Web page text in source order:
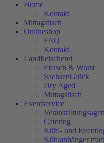
Home
Kontakt
Mittagstisch
Onlineshop
FAQ
Kontakt
Landfleischerei
Fleisch & Wurst
SachsenGlück
Dry Aged
Mittagstisch
Eventservice
Catering
Kühl- und
Kühlanhänger